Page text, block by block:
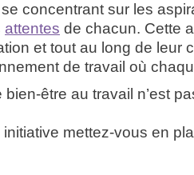
concentrant sur les
attentes de chacun. Cette
et tout au long de leur
de travail où
bien-être au travail n’est
mettez-vous en